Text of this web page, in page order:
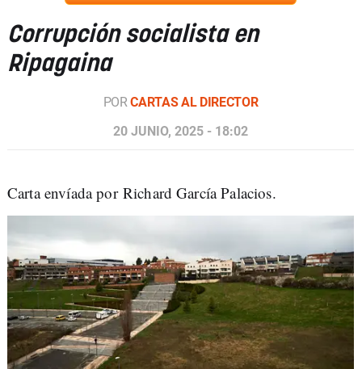
Corrupción socialista en
Ripagaina
PORCARTAS AL DIRECTOR
20 JUNIO, 2025 - 18:02
Carta envíada por Richard García Palacios.